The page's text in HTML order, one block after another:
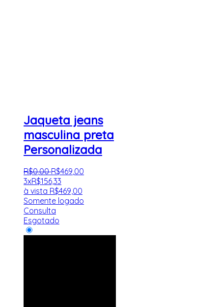
Jaqueta jeans
masculina preta
Personalizada
R$0,00 R$469,00
3xR$156,33
à vista R$469,00
Somente logado
Consulta
Esgotado